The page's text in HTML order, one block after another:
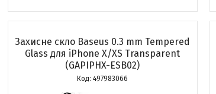
Захисне скло Baseus 0.3 mm Tempered
Glass для iPhone X/XS Transparent
(GAPIPHX-ESB02)
497983066